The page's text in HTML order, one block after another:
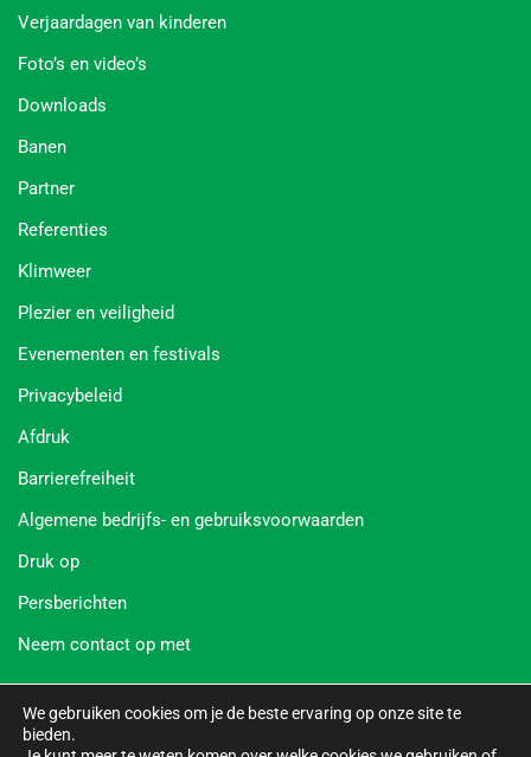
Verjaardagen van kinderen
Foto’s en video’s
Downloads
Banen
Partner
Referenties
Klimweer
Plezier en veiligheid
Evenementen en festivals
Privacybeleid
Afdruk
Barrierefreiheit
Algemene bedrijfs- en gebruiksvoorwaarden
Druk op
Persberichten
Neem contact op met
Wald-Abenteuer
Bad Neuenahr Velbert
We gebruiken cookies om je de beste ervaring op onze site te
bieden.